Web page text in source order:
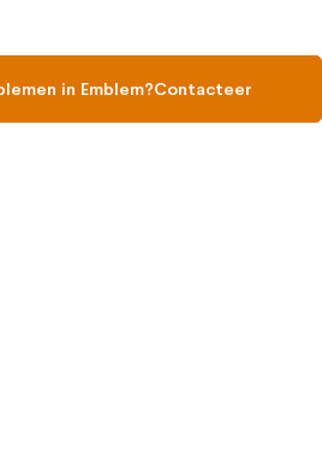
in Emblem?Contacteer